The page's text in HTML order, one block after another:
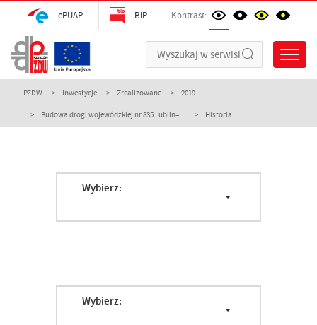
ePUAP BIP Kontrast:
PZDW Inwestycje Zrealizowane 2019
Budowa drogi wojewódzkiej nr 835 Lublin–... Historia
Wybierz:
Wybierz: